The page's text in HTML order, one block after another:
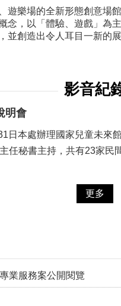
遊樂場的全新形態創意場
念，以「體驗、遊戲」為
創造出令人耳目一新的展
影音紀
明會
日本處辦理國家兒童未來
任秘書主持，共有23家民
更多
業服務案公開閱覽